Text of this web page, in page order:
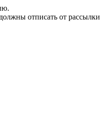
отписать от